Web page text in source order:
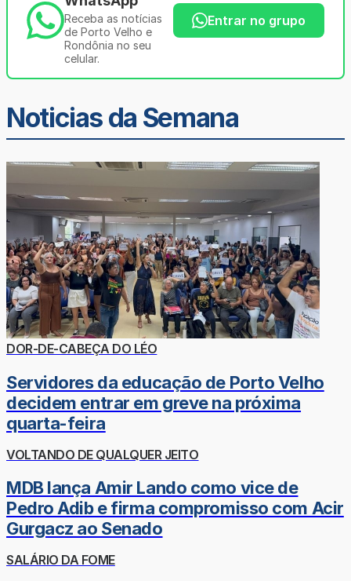
Receba as notícias
de Porto Velho e
Rondônia no seu
celular.
Entrar no grupo
Noticias da Semana
DOR-DE-CABEÇA DO LÉO
Servidores da educação de Porto Velho
decidem entrar em greve na próxima
quarta-feira
VOLTANDO DE QUALQUER JEITO
MDB lança Amir Lando como vice de
Pedro Adib e firma compromisso com Acir
Gurgacz ao Senado
SALÁRIO DA FOME